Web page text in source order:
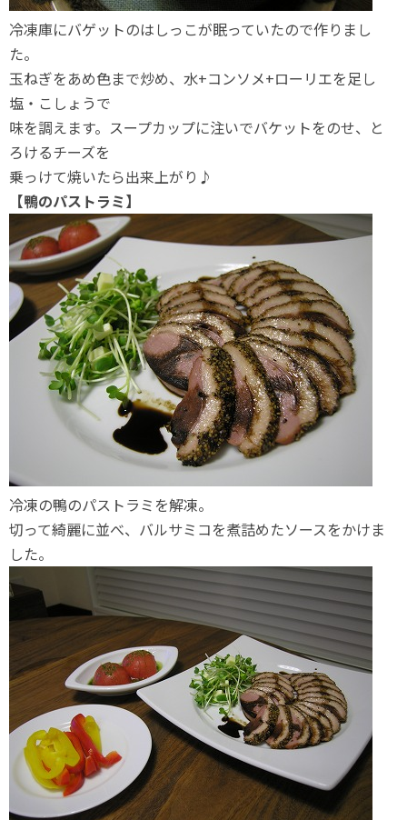
冷凍庫にバゲットのはしっこが眠っていたので作りまし
た。
玉ねぎをあめ色まで炒め、水+コンソメ+ローリエを足し
塩・こしょうで
味を調えます。スープカップに注いでバケットをのせ、と
ろけるチーズを
乗っけて焼いたら出来上がり♪
【鴨のパストラミ】
冷凍の鴨のパストラミを解凍。
切って綺麗に並べ、バルサミコを煮詰めたソースをかけま
した。